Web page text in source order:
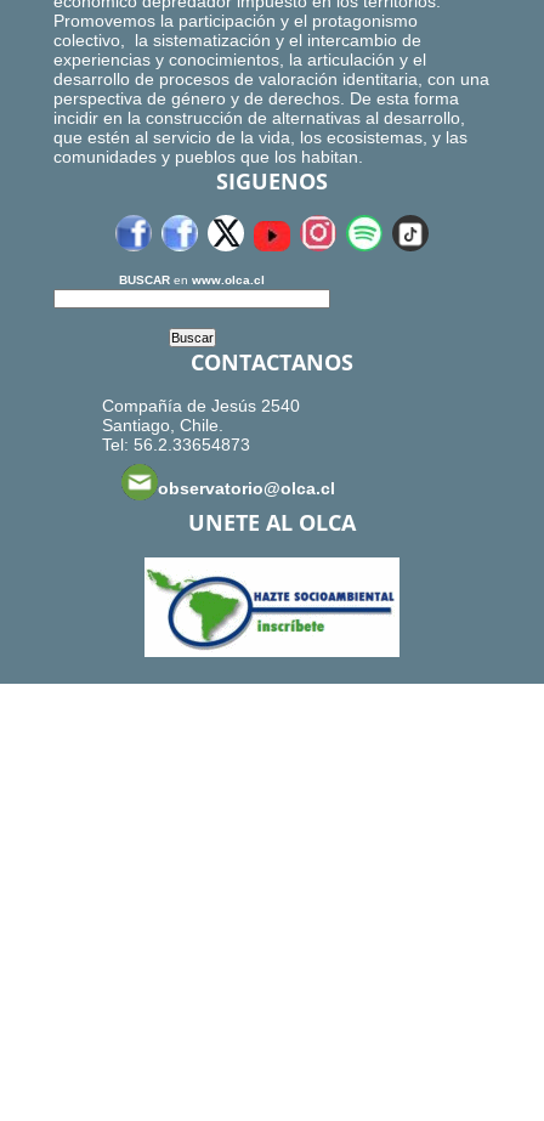
Promovemos la participación y el protagonismo
colectivo, la sistematización y el intercambio de
experiencias y conocimientos, la articulación y el
desarrollo de procesos de valoración identitaria, con una
perspectiva de género y de derechos. De esta forma
incidir en la construcción de alternativas al desarrollo,
que estén al servicio de la vida, los ecosistemas, y las
comunidades y pueblos que los habitan.
SIGUENOS
BUSCAR en www.olca.cl
CONTACTANOS
Compañía de Jesús 2540
Santiago, Chile.
Tel: 56.2.33654873
observatorio@olca.cl
UNETE AL OLCA